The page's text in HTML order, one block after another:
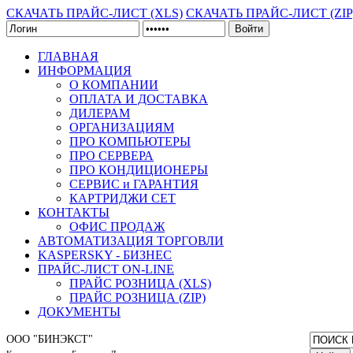
СКАЧАТЬ ПРАЙС-ЛИСТ (XLS) СКАЧАТЬ ПРАЙС-ЛИСТ
Войти
ГЛАВНАЯ
ИНФОРМАЦИЯ
О КОМПАНИИ
ОПЛАТА И ДОСТАВКА
ДИЛЕРАМ
ОРГАНИЗАЦИЯМ
ПРО КОМПЬЮТЕРЫ
ПРО СЕРВЕРА
ПРО КОНДИЦИОНЕРЫ
СЕРВИС и ГАРАНТИЯ
КАРТРИДЖИ CET
КОНТАКТЫ
ОФИС ПРОДАЖ
АВТОМАТИЗАЦИЯ ТОРГОВЛИ
KASPERSKY - БИЗНЕС
ПРАЙС-ЛИСТ ON-LINE
ПРАЙС РОЗНИЦА (XLS)
ПРАЙС РОЗНИЦА (ZIP)
ДОКУМЕНТЫ
ООО "БИНЭКСТ"